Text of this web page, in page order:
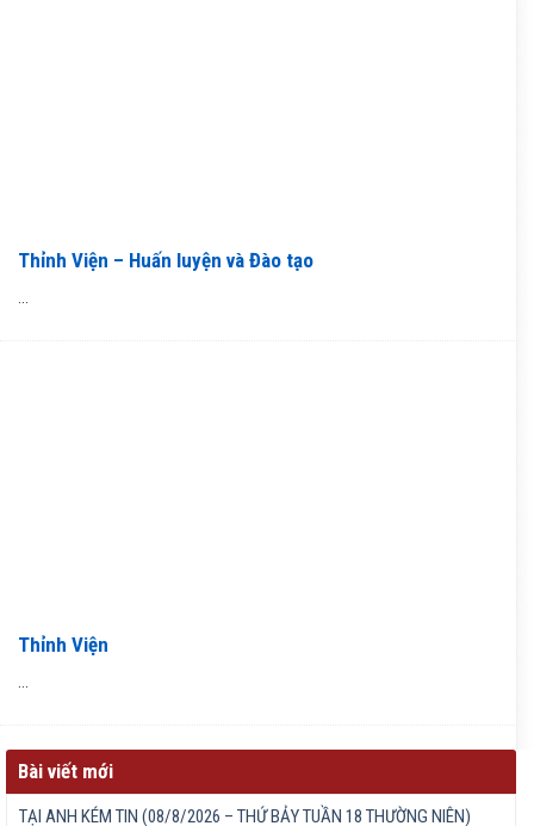
Thỉnh Viện – Huấn luyện và Đào tạo
Thỉnh Viện
Bài viết mới
TẠI ANH KÉM TIN (08/8/2026 – THỨ BẢY TUẦN 18 THƯỜNG NIÊN)